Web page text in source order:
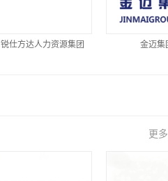
锐仕方达人力资源集团 金迈集
更